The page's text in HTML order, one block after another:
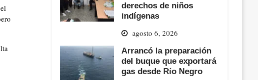
derechos de niños
indígenas
agosto 6, 2026
Arrancó la preparación
del buque que exportará
gas desde Río Negro